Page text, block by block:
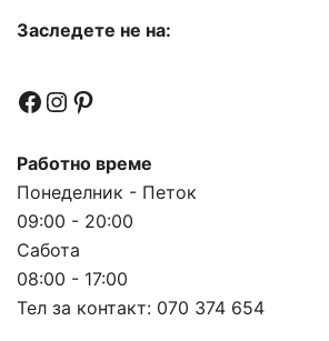
Заследете не на:
Facebook
Instagram
Pinterest
Работно време
Понеделник - Петок
09:00 - 20:00
Сабота
08:00 - 17:00
Тел за контакт: 070 374 654